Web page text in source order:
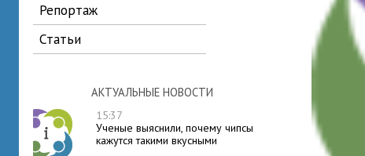
репортаж
статьи
АКТУАЛЬНЫЕ НОВОСТИ
15:37
Ученые выяснили, почему чипсы
кажутся такими вкусными